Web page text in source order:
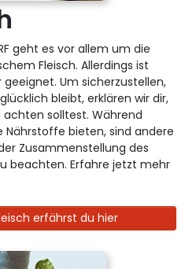
geht es vor allem um die
Fleisch. Allerdings ist
Um sicherzustellen,
bleibt, erklären wir dir,
solltest. Während
Nährstoffe bieten, sind andere
Zusammenstellung des
beachten. Erfahre jetzt mehr
erfährst du hier